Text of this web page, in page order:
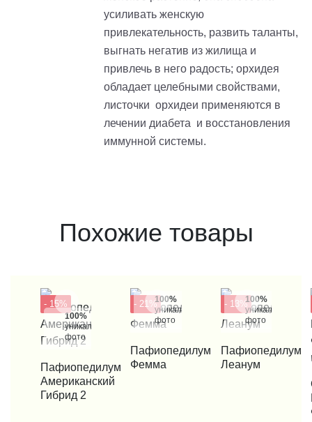
усиливать женскую
привлекательность, развить таланты,
выгнать негатив из жилища и
привлечь в него радость; орхидея
обладает целебными свойствами,
листочки орхидеи применяются в
лечении диабета и восстановления
иммунной системы.
Похожие товары
- 15%
100%
уникальные
фото
КУПИТЬ В 1 КЛИК
Пафиопедилум
Американский
Гибрид 2
- 21%100%
уникальные
фото
КУПИТЬ В 1 КЛИК
Пафиопедилум
Фемма
- 13%100%
уникальные
фото
КУПИТЬ В 1 КЛИК
Пафиопедилум
Леанум